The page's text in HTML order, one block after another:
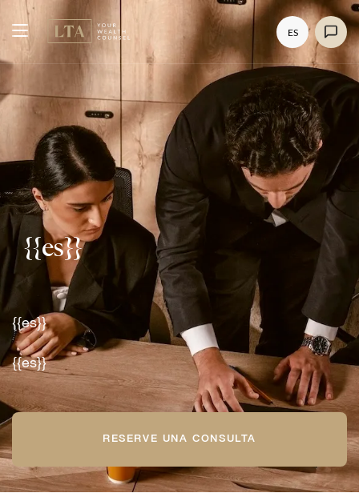
ES
{{es}}
{{es}}
{{es}}
RESERVE UNA CONSULTA